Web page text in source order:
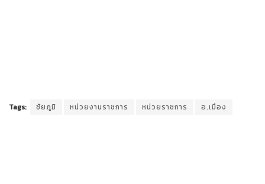
Tags: ชัยภูมิ หน่วยงานราชการ หน่วยราชการ อ.เมือง